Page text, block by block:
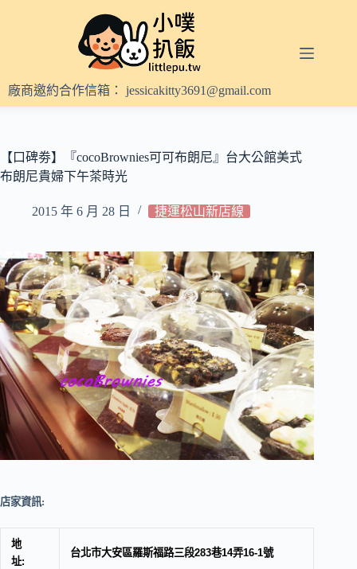
內
容
廠商邀約合作信箱： jessicakitty3691@gmail.com
【口碑劵】『cocoBrownies可可布朗尼』台大公館美式
布朗尼貴婦下午茶時光
2015 年 6 月 28 日 捷運松山新店線
店家資訊:
地
址:
台北市大安區羅斯福路三段283巷14弄16-1號